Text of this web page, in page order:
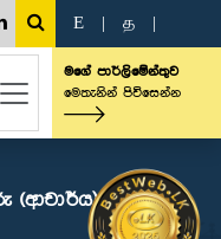
E த
මගේ පාර්ලිමේන්තුව
මෙතැනින් පිවිසෙන්න
(ආචාර්ය) මේජර්